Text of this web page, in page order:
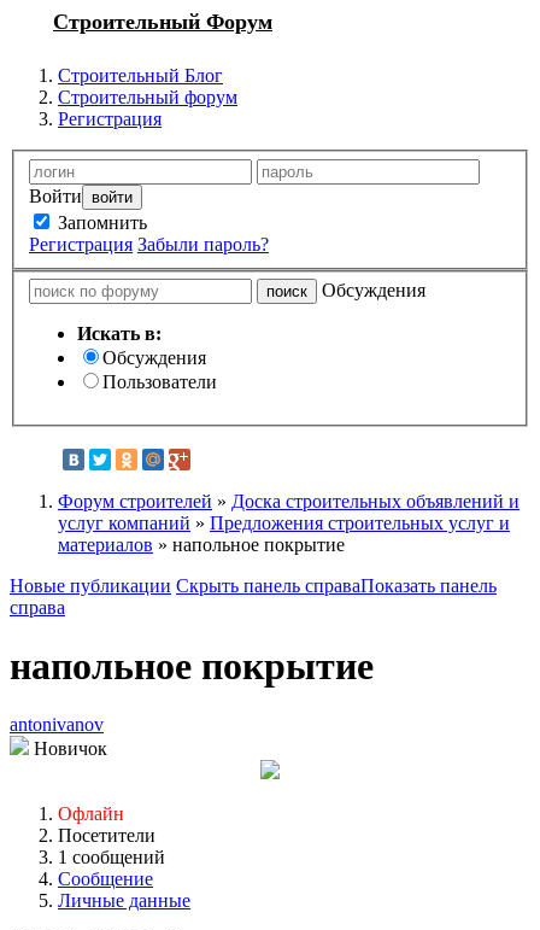
Строительный Форум
Строительный Блог
Строительный форум
Регистрация
Войти
Запомнить
Регистрация Забыли пароль?
Обсуждения
Искать в:
Обсуждения
Пользователи
Форум строителей » Доска строительных объявлений и
услуг компаний » Предложения строительных услуг и
материалов » напольное покрытие
Новые публикации Скрыть панель справаПоказать панель
справа
напольное покрытие
antonivanov
Новичок
Офлайн
Посетители
1 сообщений
Сообщение
Личные данные